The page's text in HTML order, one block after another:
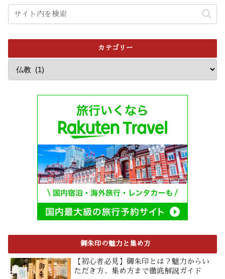
カテゴリー
御朱印の魅力と集め方
【初心者必見】御朱印とは？魅力からい
ただき方、集め方まで徹底解説ガイド